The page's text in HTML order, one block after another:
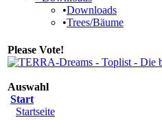
•Downloads
•Trees/Bäume
Please Vote!
Auswahl
Start
Startseite